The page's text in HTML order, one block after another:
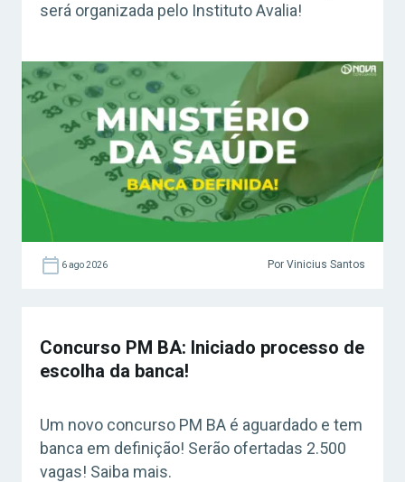
será organizada pelo Instituto Avalia!
6 ago 2026 Por Vinicius Santos
Concurso PM BA: Iniciado processo de
escolha da banca!
Um novo concurso PM BA é aguardado e tem
banca em definição! Serão ofertadas 2.500
vagas! Saiba mais.